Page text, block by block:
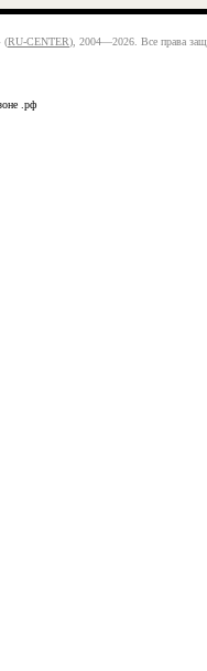
(RU-CENTER), 2004—2026. Все права
.рф